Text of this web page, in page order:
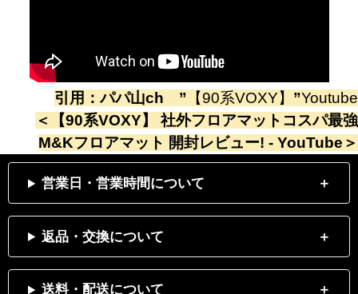
引用：パパ山ch ” 【90系VOXY】 ”Youtube
＜
【90系VOXY】 社外フロアマットコスパ最強
M&Kフロアマット 開封レビュー! - YouTube ＞
営業日・営業時間について
返品・交換について
送料・配送について